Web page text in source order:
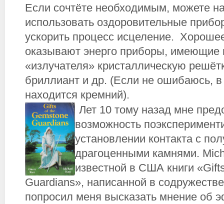
Если сочтёте необходимым, можете
использовать оздоровительные
ускорить процесс исцеление.
оказывают энерго приборы, имеющие
«излучателя» кристаллическую
бриллиант и др. (Если не ошибаюсь,
находится кремний).
Лет 10 тому назад мне
возможность
установлении контакта с
драгоценными камнями.
известной в США книги
Guardians», написанной в
попросил меня высказать мнение об